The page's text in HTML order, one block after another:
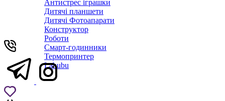
Антистрес іграшки
Дитячi планшети
Дитячі Фотоапарати
Конструктор
Роботи
Смарт-годинники
Термопринтер
Labubu